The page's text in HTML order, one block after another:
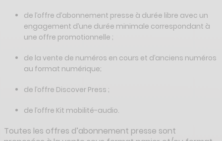
de l’offre d’abonnement presse à durée libre avec un
engagement d’une durée minimale correspondant à
une offre promotionnelle ;
de la vente de numéros en cours et d’anciens numéros
au format numérique;
de l’offre Discover Press ;
de l’offre Kit mobilité-audio.
Toutes les offres d’abonnement presse sont